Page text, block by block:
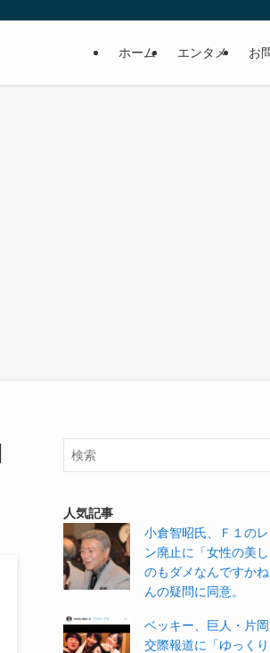
ホーム エンタメ お
人気記事
小倉智昭氏、Ｆ１の
ン廃止に「女性の美
のもダメなんですか
んの疑問に同意。
ベッキー、巨人・片
交際報道に「ゆっく